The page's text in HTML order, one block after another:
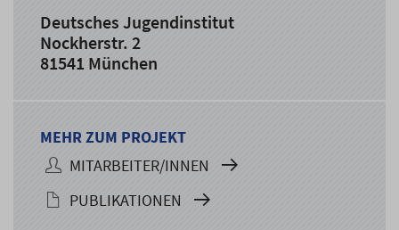
Deutsches Jugendinstitut
Nockherstr. 2
81541 München
MEHR ZUM PROJEKT
MITARBEITER/INNEN
PUBLIKATIONEN